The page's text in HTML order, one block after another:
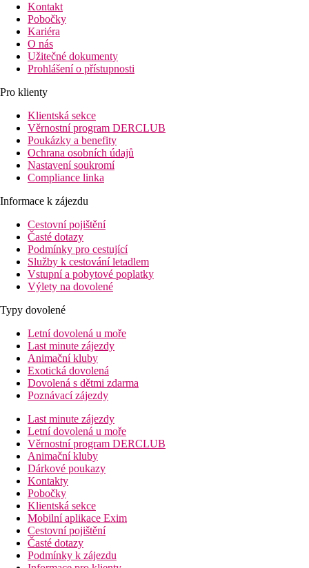
Kontakt
Pobočky
Kariéra
O nás
Užitečné dokumenty
Prohlášení o přístupnosti
Pro klienty
Klientská sekce
Věrnostní program DERCLUB
Poukázky a benefity
Ochrana osobních údajů
Nastavení soukromí
Compliance linka
Informace k zájezdu
Cestovní pojištění
Časté dotazy
Podmínky pro cestující
Služby k cestování letadlem
Vstupní a pobytové poplatky
Výlety na dovolené
Typy dovolené
Letní dovolená u moře
Last minute zájezdy
Animační kluby
Exotická dovolená
Dovolená s dětmi zdarma
Poznávací zájezdy
Last minute zájezdy
Letní dovolená u moře
Věrnostní program DERCLUB
Animační kluby
Dárkové poukazy
Kontakty
Pobočky
Klientská sekce
Mobilní aplikace Exim
Cestovní pojištění
Časté dotazy
Podmínky k zájezdu